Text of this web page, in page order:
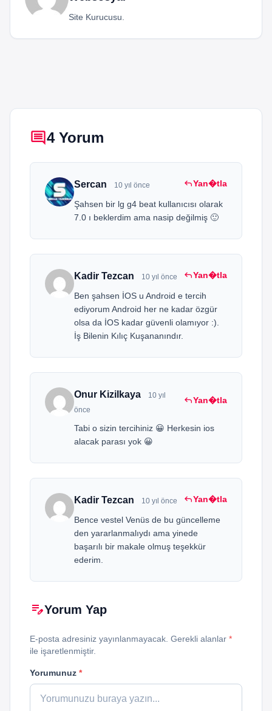
Site Kurucusu.
comment4 Yorum
Sercan 10 yıl önce replyYan�tla
Şahsen bir lg g4 beat kullanıcısı olarak
7.0 ı beklerdim ama nasip değilmiş 🙂
Kadir Tezcan 10 yıl önce replyYan�tla
Ben şahsen İOS u Android e tercih
ediyorum Android her ne kadar özgür
olsa da İOS kadar güvenli olamıyor :).
İş Bilenin Kılıç Kuşananındır.
Onur Kizilkaya
10 yıl
önce
replyYan�tla
Tabi o sizin tercihiniz 😀 Herkesin ios
alacak parası yok 😀
Kadir Tezcan 10 yıl önce replyYan�tla
Bence vestel Venüs de bu güncelleme
den yararlanmalıydı ama yinede
başarılı bir makale olmuş teşekkür
ederim.
edit_noteYorum Yap
E-posta adresiniz yayınlanmayacak. Gerekli alanlar *
ile işaretlenmiştir.
Yorumunuz *